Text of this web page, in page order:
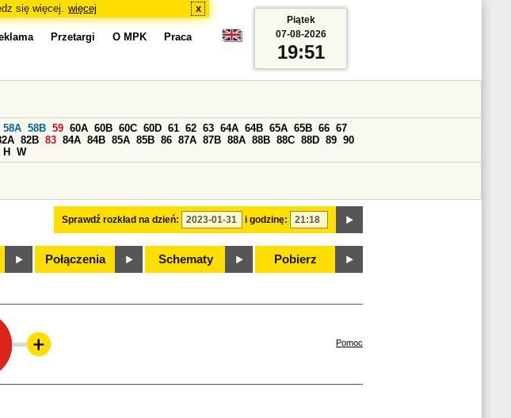
się więcej. więcej x
Przetargi O MPK Praca
Sprawdź rozkład na dzień: i godzinę:
58A 58B 59 60A 60B 60C 60D 61 62 63 64A 64B 65A 65B 66 67
82B 83 84A 84B 85A 85B 86 87A 87B 88A 88B 88C 88D 89 90
H W
Połączenia Schematy Pobierz
Piątek
07-08-2026
19:51
Pomoc